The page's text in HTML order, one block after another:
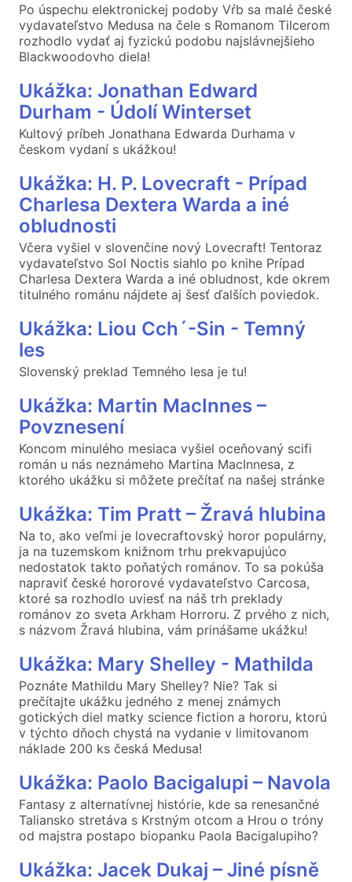
Po úspechu elektronickej podoby Vŕb sa malé české
vydavateľstvo Medusa na čele s Romanom Tilcerom
rozhodlo vydať aj fyzickú podobu najslávnejšieho
Blackwoodovho diela!
Ukážka: Jonathan Edward
Durham - Údolí Winterset
Kultový príbeh Jonathana Edwarda Durhama v
českom vydaní s ukážkou!
Ukážka: H. P. Lovecraft - Prípad
Charlesa Dextera Warda a iné
obludnosti
Včera vyšiel v slovenčine nový Lovecraft! Tentoraz
vydavateľstvo Sol Noctis siahlo po knihe Prípad
Charlesa Dextera Warda a iné obludnost, kde okrem
titulného románu nájdete aj šesť ďalších poviedok.
Ukážka: Liou Cch´-Sin - Temný
les
Slovenský preklad Temného lesa je tu!
Ukážka: Martin MacInnes –
Povznesení
Koncom minulého mesiaca vyšiel oceňovaný scifi
román u nás neznámeho Martina MacInnesa, z
ktorého ukážku si môžete prečítať na našej stránke
Ukážka: Tim Pratt – Žravá hlubina
Na to, ako veľmi je lovecraftovský horor populárny,
ja na tuzemskom knižnom trhu prekvapujúco
nedostatok takto poňatých románov. To sa pokúša
napraviť české hororové vydavateľstvo Carcosa,
ktoré sa rozhodlo uviesť na náš trh preklady
románov zo sveta Arkham Horroru. Z prvého z nich,
s názvom Žravá hlubina, vám prinášame ukážku!
Ukážka: Mary Shelley - Mathilda
Poznáte Mathildu Mary Shelley? Nie? Tak si
prečítajte ukážku jedného z menej známych
gotických diel matky science fiction a hororu, ktorú
v týchto dňoch chystá na vydanie v limitovanom
náklade 200 ks česká Medusa!
Ukážka: Paolo Bacigalupi – Navola
Fantasy z alternatívnej histórie, kde sa renesančné
Taliansko stretáva s Krstným otcom a Hrou o tróny
od majstra postapo biopanku Paola Bacigalupiho?
Ukážka: Jacek Dukaj – Jiné písně